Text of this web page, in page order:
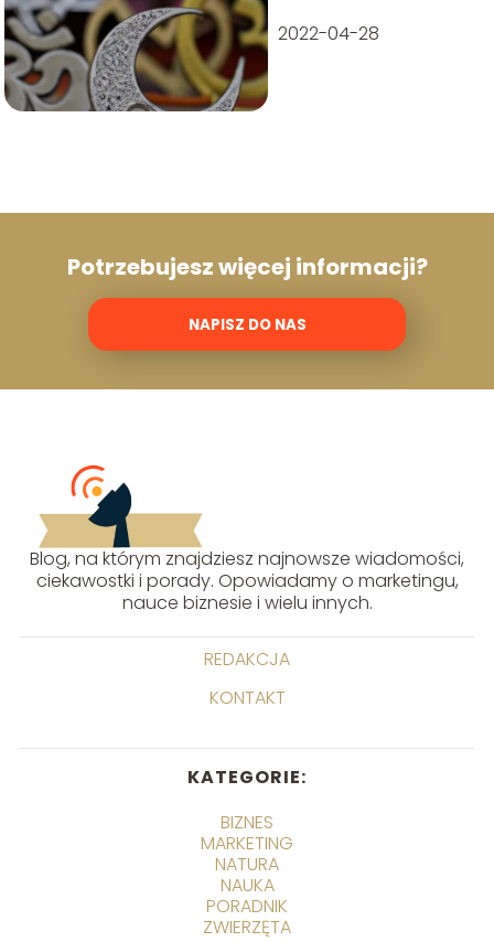
2022-04-28
Potrzebujesz więcej informacji?
NAPISZ DO NAS
Blog, na którym znajdziesz najnowsze wiadomości,
ciekawostki i porady. Opowiadamy o marketingu,
nauce biznesie i wielu innych.
REDAKCJA
KONTAKT
KATEGORIE:
BIZNES
MARKETING
NATURA
NAUKA
PORADNIK
ZWIERZĘTA